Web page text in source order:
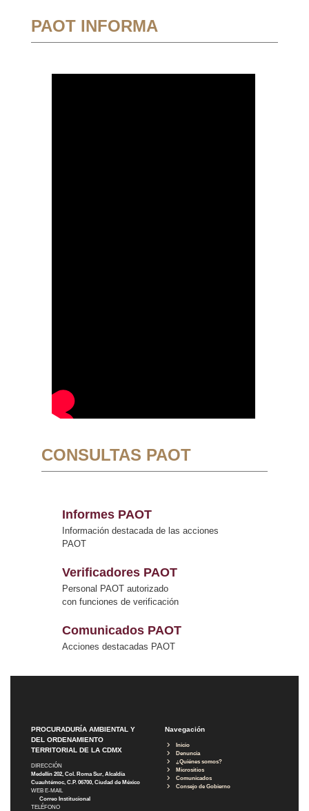
PAOT INFORMA
CONSULTAS PAOT
Informes PAOT
Información destacada de las acciones
PAOT
Verificadores PAOT
Personal PAOT autorizado
con funciones de verificación
Comunicados PAOT
Acciones destacadas PAOT
PROCURADURÍA AMBIENTAL Y
DEL ORDENAMIENTO
TERRITORIAL DE LA CDMX
DIRECCIÓN
Medellín 202, Col. Roma Sur, Alcaldía
Cuauhtémoc, C.P. 06700, Ciudad de México
WEB E-MAIL
Correo Institucional
TELÉFONO
Navegación
Inicio
Denuncia
¿Quiénes somos?
Micrositios
Comunicados
Consejo de Gobierno